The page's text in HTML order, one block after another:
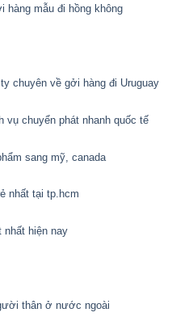
hàng mẫu đi hồng không
chuyên về gởi hàng đi Uruguay
vụ chuyển phát nhanh quốc tế
sang mỹ, canada
nhất tại tp.hcm
nhất hiện nay
thân ở nước ngoài